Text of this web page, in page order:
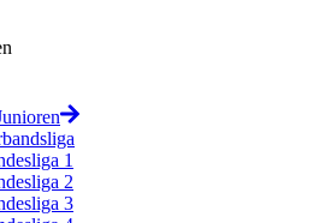
1
2
3